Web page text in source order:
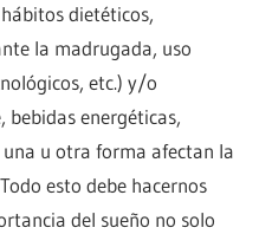
dietéticos,
la madrugada, uso
etc.) y/o
bebidas energéticas,
u otra forma afectan la
esto debe hacernos
del sueño no solo